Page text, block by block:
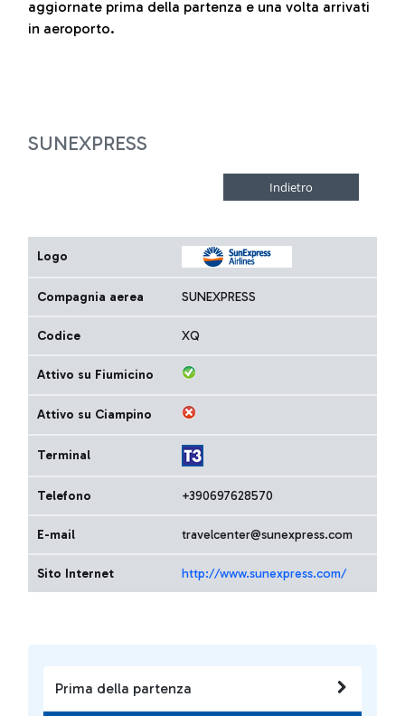
Prima della partenza
aggiornate prima della partenza e una volta arrivati
in aeroporto.
SUNEXPRESS
Logo
Compagnia aerea SUNEXPRESS
Codice XQ
Attivo su Fiumicino
Attivo su Ciampino
Terminal
Telefono +390697628570
E-mail travelcenter@sunexpress.com
Sito Internet http://www.sunexpress.com/